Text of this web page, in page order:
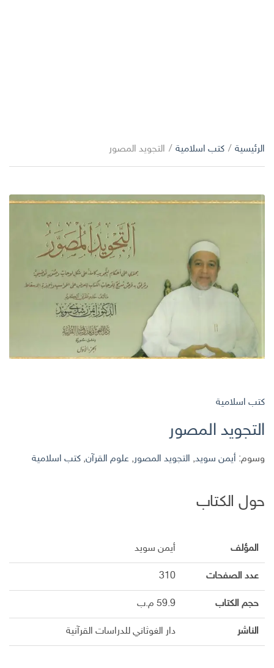
الرئيسية / كتب اسلامية / التجويد المصور
كتب اسلامية
التجويد المصور
وسوم: أيمن سويد, التجويد المصور, علوم القرآن, كتب اسلامية
حول الكتاب
المؤلف أيمن سويد
عدد الصفحات 310
حجم الكتاب 59.9 م.ب
الناشر دار الغوثاني للدراسات القرآنية